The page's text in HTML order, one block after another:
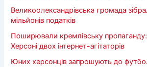
Великоолександрівська громада
мільйонів податків
Поширювали кремлівську
Херсоні двох інтернет-агітаторів
Юних херсонців запрошують до